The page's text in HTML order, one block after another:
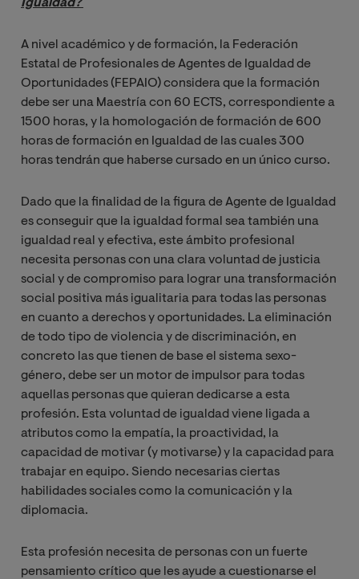
Igualdad?
A nivel académico y de formación, la Federación
Estatal de Profesionales de Agentes de Igualdad de
Oportunidades (FEPAIO) considera que la formación
debe ser una Maestría con 60 ECTS, correspondiente a
1500 horas, y la homologación de formación de 600
horas de formación en Igualdad de las cuales 300
horas tendrán que haberse cursado en un único curso.
Dado que la finalidad de la figura de Agente de Igualdad
es conseguir que la igualdad formal sea también una
igualdad real y efectiva, este ámbito profesional
necesita personas con una clara voluntad de justicia
social y de compromiso para lograr una transformación
social positiva más igualitaria para todas las personas
en cuanto a derechos y oportunidades. La eliminación
de todo tipo de violencia y de discriminación, en
concreto las que tienen de base el sistema sexo-
género, debe ser un motor de impulsor para todas
aquellas personas que quieran dedicarse a esta
profesión. Esta voluntad de igualdad viene ligada a
atributos como la empatía, la proactividad, la
capacidad de motivar (y motivarse) y la capacidad para
trabajar en equipo. Siendo necesarias ciertas
habilidades sociales como la comunicación y la
diplomacia.
Esta profesión necesita de personas con un fuerte
pensamiento crítico que les ayude a cuestionarse el